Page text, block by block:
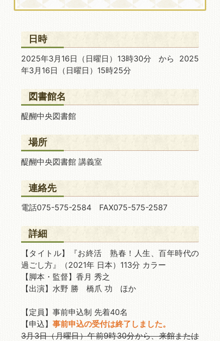
日時
2025年3月16日 （日曜日）13時30分 から 2025
年3月16日 （日曜日）15時25分
図書館名
醍醐中央図書館
場所
醍醐中央図書館 講義室
連絡先
電話075-575-2584 FAX075-575-2587
詳細
【タイトル】『お終活 熟春！人生、百年時代の
過ごし方』（2021年 日本）113分 カラー
【脚本・監督】香月 秀之
【出演】水野 勝 橋爪 功 ほか
【定員】事前申込制 先着40名
【申込】 事前申込の受付は終了しました。
3月3日（月曜日）午前9時30分から、来館または